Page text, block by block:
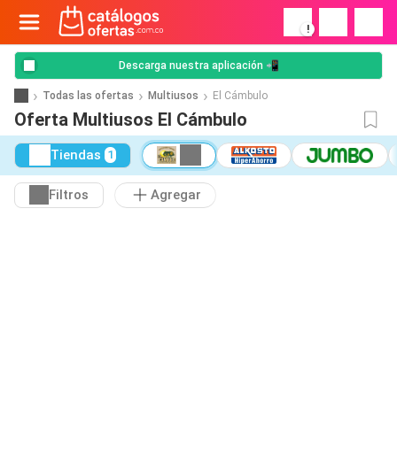
!
Descarga nuestra aplicación 📲
Todas las ofertas Multiusos El Cámbulo
Oferta Multiusos El Cámbulo
Tiendas 1
Filtros Agregar